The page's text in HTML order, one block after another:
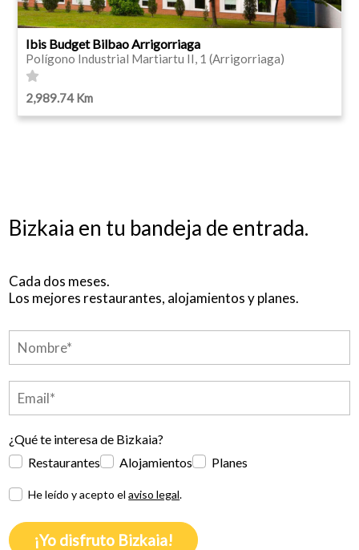
Ibis Budget Bilbao Arrigorriaga
Polígono Industrial Martiartu II, 1 (Arrigorriaga)
2,989.74 Km
Bizkaia en tu bandeja de entrada.
Cada dos meses.
Los mejores restaurantes, alojamientos y planes.
¿Qué te interesa de Bizkaia?
Restaurantes
Alojamientos Planes
He leído y acepto elaviso legal.
¡Yo disfruto Bizkaia!